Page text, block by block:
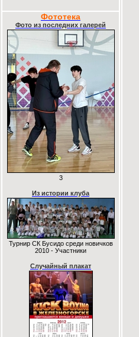
Фототека
Фото из последних галерей
3
Из истории клуба
Турнир СК Бусидо среди новичков
2010 - Участники
Случайный плакат